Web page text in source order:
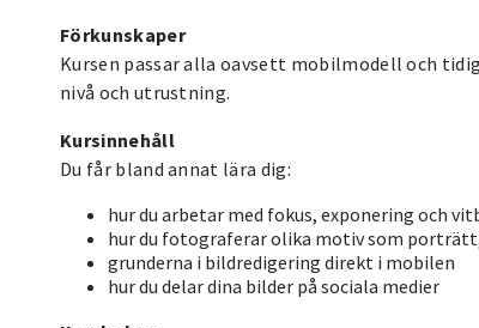
Förkunskaper
Kursen passar alla oavsett mobilmodell och
nivå och utrustning.
Kursinnehåll
Du får bland annat lära dig:
hur du arbetar med fokus, exponering och
hur du fotograferar olika motiv som
grunderna i bildredigering direkt i mobilen
hur du delar dina bilder på sociala medier